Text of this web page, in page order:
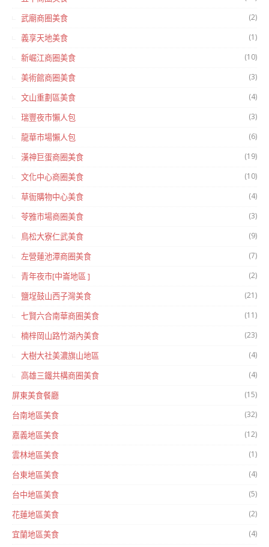
武廟商圈美食 (2)
義享天地美食 (1)
新崛江商圈美食 (10)
美術館商圈美食 (3)
文山重劃區美食 (4)
瑞豐夜市懶人包 (3)
龍華市場懶人包 (6)
漢神巨蛋商圈美食 (19)
文化中心商圈美食 (10)
草衙購物中心美食 (4)
苓雅市場商圈美食 (3)
鳥松大寮仁武美食 (9)
左營蓮池潭商圈美食 (7)
青年夜市[中崙地區 ] (2)
鹽埕鼓山西子灣美食 (21)
七賢六合南華商圈美食 (11)
楠梓岡山路竹湖內美食 (23)
大樹大社美濃旗山地區 (4)
高雄三鐵共構商圈美食 (4)
屏東美食餐廳 (15)
台南地區美食 (32)
嘉義地區美食 (12)
雲林地區美食 (1)
台東地區美食 (4)
台中地區美食 (5)
花蓮地區美食 (2)
宜蘭地區美食 (4)